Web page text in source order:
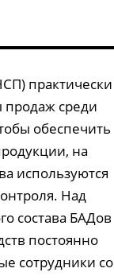
практически
среди
обеспечить
на
используются
Над
состава БАДов
постоянно
сотрудники со